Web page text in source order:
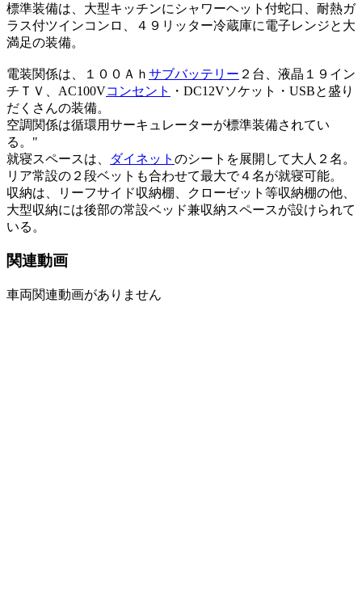
標準装備は、大型キッチンにシャワーヘット付蛇口、耐熱ガ
ラス付ツインコンロ、４９リッター冷蔵庫に電子レンジと大
満足の装備。
電装関係は、１００Ａｈ サブバッテリー ２台、液晶１９イン
チＴＶ、AC100Vコンセント
・DC12Vソケット・USBと盛り
だくさんの装備。
空調関係は循環用サーキュレーターが標準装備されてい
る。"
就寝スペースは、
ダイネット のシートを展開して大人２名。
リア常設の２段ベットも合わせて最大で４名が就寝可能。
収納は、リーフサイド収納棚、クローゼット等収納棚の他、
大型収納には後部の常設ベッド兼収納スペースが設けられて
いる。
関連動画
車両関連動画がありません